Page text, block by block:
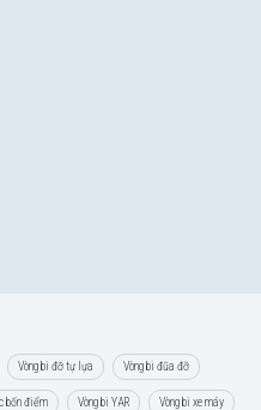
Vòng bi đỡ tự lựa Vòng bi đũa đỡ
bốn điểm Vòng bi YAR Vòng bi xe máy